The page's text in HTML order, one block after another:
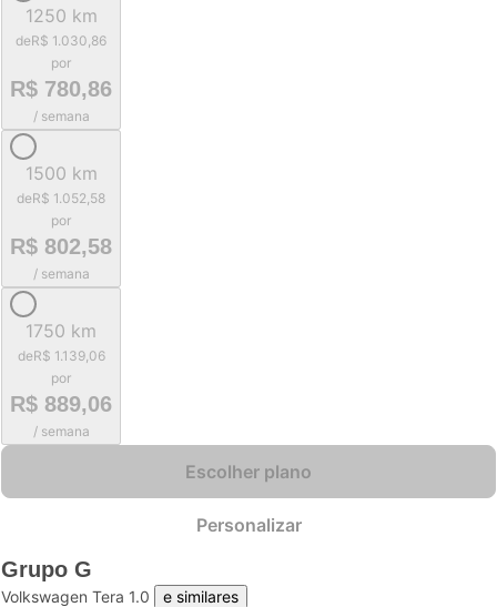
1250 km
deR$ 1.030,86
por
R$ 780,86
/ semana
1500 km
deR$ 1.052,58
por
R$ 802,58
/ semana
1750 km
deR$ 1.139,06
por
R$ 889,06
/ semana
Escolher plano
Personalizar
Grupo G
Volkswagen Tera 1.0 e similares